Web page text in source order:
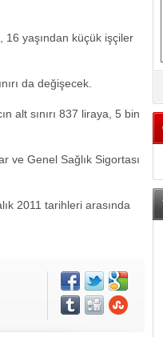
yaşından küçük işçiler
da değişecek.
alt sınırı 837 liraya, 5 bin
ve Genel Sağlık Sigortası
2011 tarihleri arasında